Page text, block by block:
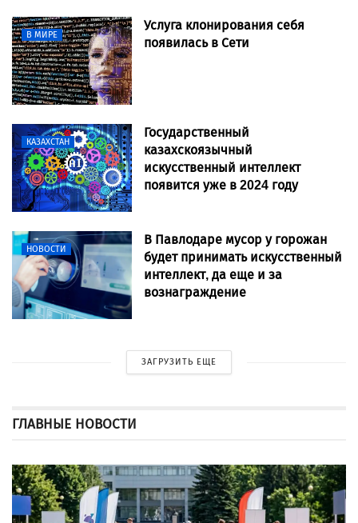
В МИРЕ
Услуга клонирования себя
появилась в Сети
КАЗАХСТАН
Государственный
казахскоязычный
искусственный интеллект
появится уже в 2024 году
НОВОСТИ
В Павлодаре мусор у горожан
будет принимать искусственный
интеллект, да еще и за
вознаграждение
ЗАГРУЗИТЬ ЕЩЕ
ГЛАВНЫЕ НОВОСТИ